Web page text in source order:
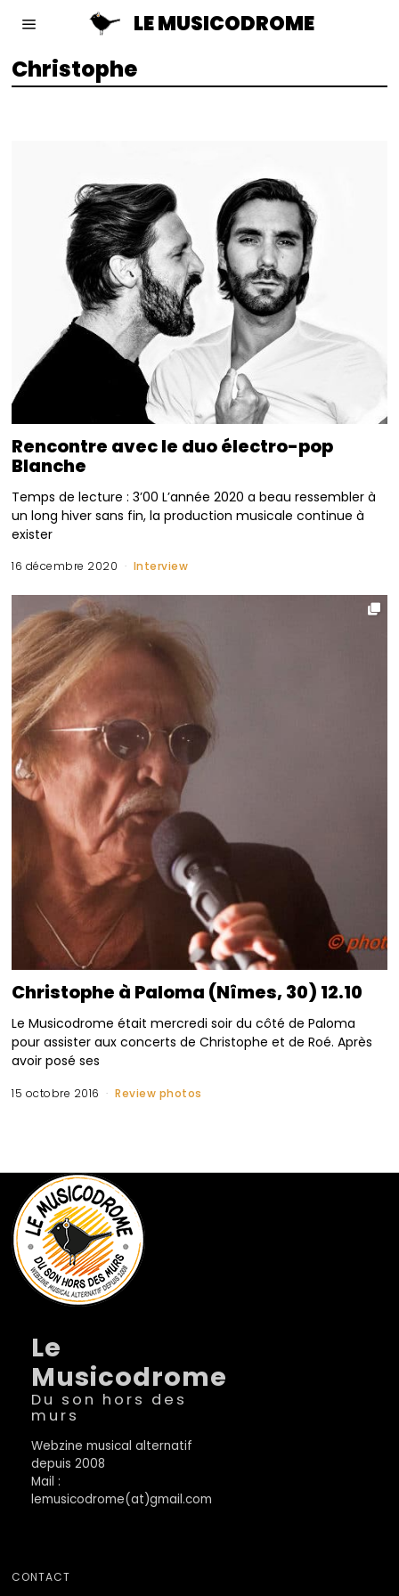
LE MUSICODROME
Christophe
Rencontre avec le duo électro-pop
Blanche
Temps de lecture : 3’00 L’année 2020 a beau ressembler à
un long hiver sans fin, la production musicale continue à
exister
16 décembre 2020 Interview
Christophe à Paloma (Nîmes, 30) 12.10
Le Musicodrome était mercredi soir du côté de Paloma
pour assister aux concerts de Christophe et de Roé. Après
avoir posé ses
15 octobre 2016 Review photos
Le
Musicodrome
Du son hors des
murs
Webzine musical alternatif
depuis 2008
Mail :
lemusicodrome(at)gmail.com
CONTACT